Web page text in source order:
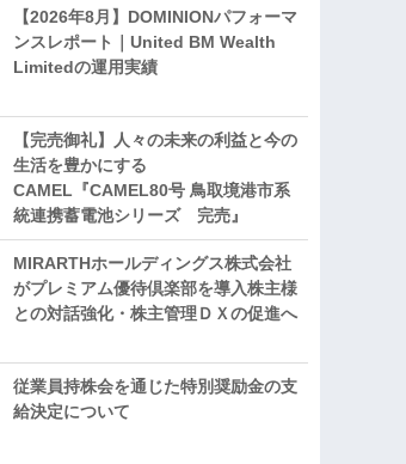
【2026年8月】DOMINIONパフォーマ
ンスレポート｜United BM Wealth
Limitedの運用実績
【完売御礼】人々の未来の利益と今の
生活を豊かにする
CAMEL『CAMEL80号 鳥取境港市系
統連携蓄電池シリーズ 完売』
MIRARTHホールディングス株式会社
がプレミアム優待倶楽部を導入株主様
との対話強化・株主管理ＤＸの促進へ
従業員持株会を通じた特別奨励金の支
給決定について